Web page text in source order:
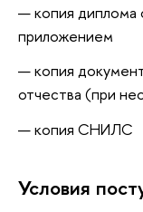
копия диплома
приложением
копия
отчества (при
копия СНИЛС
Условия